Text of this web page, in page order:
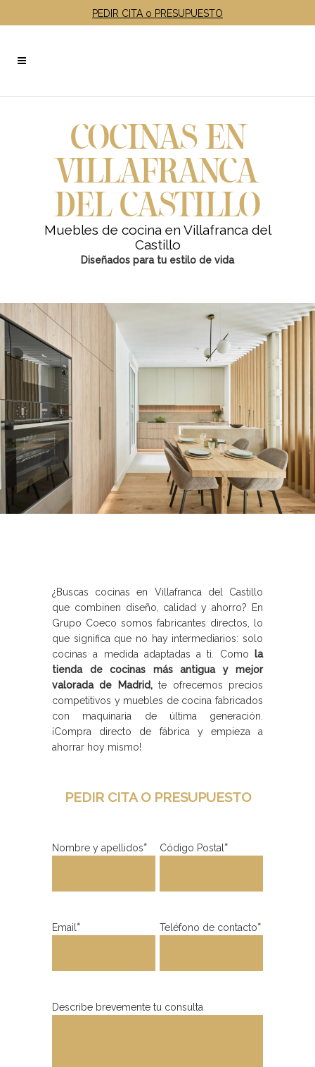
PEDIR CITA o PRESUPUESTO
COCINAS EN
VILLAFRANCA
DEL CASTILLO
Muebles de cocina en Villafranca del
Castillo
Diseñados para tu estilo de vida
¿Buscas cocinas en Villafranca del Castillo
que combinen diseño, calidad y ahorro? En
Grupo Coeco somos fabricantes directos, lo
que significa que no hay intermediarios: solo
cocinas a medida adaptadas a ti. Como la
tienda de cocinas más antigua y mejor
valorada de Madrid,te ofrecemos precios
competitivos y muebles de cocina fabricados
con maquinaria de última generación.
¡Compra directo de fábrica y empieza a
ahorrar hoy mismo!
PEDIR CITA O PRESUPUESTO
Nombre y apellidos* Código Postal *
Email * Teléfono de contacto*
Describe brevemente tu consulta